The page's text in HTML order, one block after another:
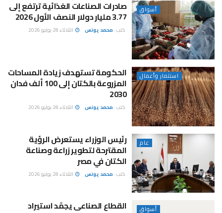
أسواق صادرات الصناعات الغذائية ترتفع إلى
3.77 مليار دولار النصف الأول 2026
كتب : محمد يونس الثلاثاء 28 يوليو 2026
استثمار وأعمال الحكومة تستهدف زيادة المساحات
المزروعة بالكتان إلى 100 ألف فدان
2030
كتب : محمد يونس الثلاثاء 28 يوليو 2026
عام رئيس الوزراء يستعرض الرؤية
المقترحة لتطوير زراعة وصناعة
الكتان في مصر
كتب : محمد يونس الثلاثاء 28 يوليو 2026
أسواق القطاع الصناعى يجمّد استيراد